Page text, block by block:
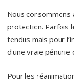
Nous consommons
protection. Parfois
tendus mais pour
d’une vraie
Pour les